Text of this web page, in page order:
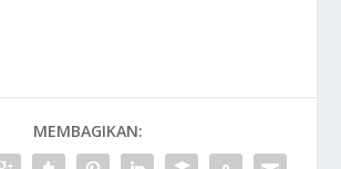
MEMBAGIKAN: